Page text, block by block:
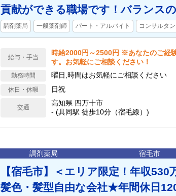
貢献ができる職場です！バランス
調剤薬局 一般薬剤師 パート・アルバイト コンサルタ
給与・手当
時給2000円～2500円 ※あなたのご経
す。お気軽にご相談ください！
勤務時間 曜日,時間はお気軽にご相談ください
休日・休暇 日祝
交通
高知県 四万十市
- (具同駅 徒歩10分（宿毛線）)
調剤薬局 宿毛市
【宿毛市】＜エリア限定！年収
髪色・髪型自由な会社★年間休日